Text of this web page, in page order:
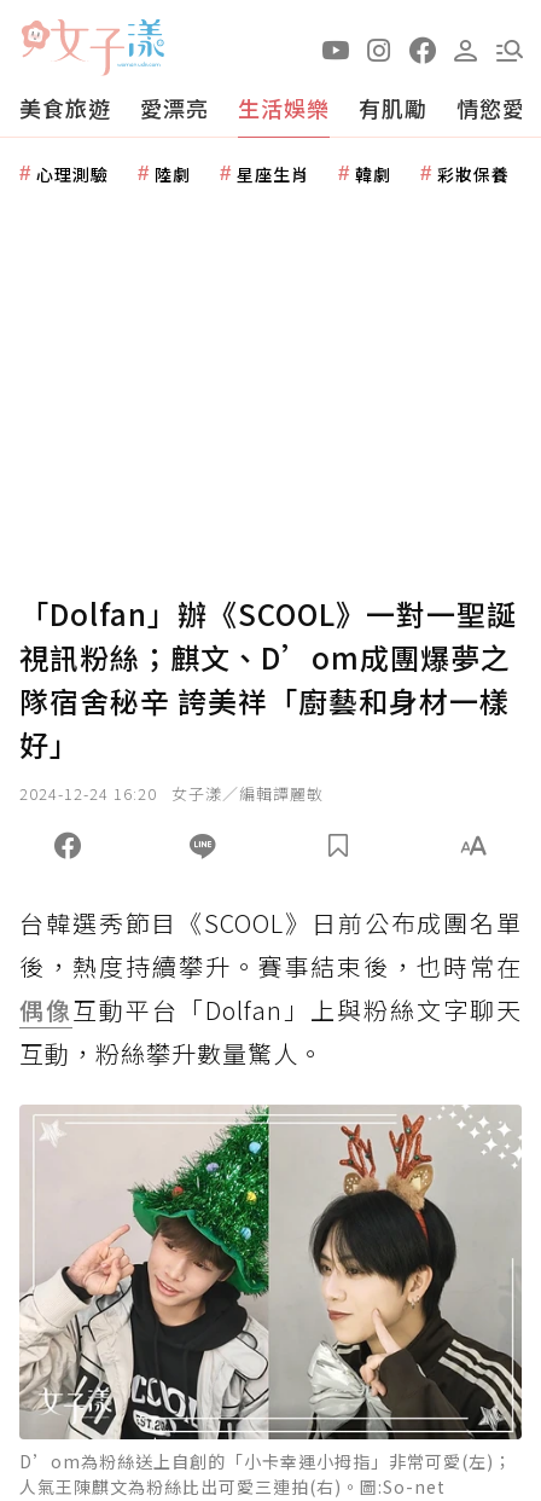
美食旅遊 愛漂亮 生活娛樂 有肌勵 情慾愛
心理測驗 陸劇 星座生肖 韓劇 彩妝保養
「Dolfan」辦《SCOOL》一對一聖誕
視訊粉絲；麒文、D’om成團爆夢之
隊宿舍秘辛 誇美祥「廚藝和身材一樣
好」
2024-12-24 16:20 女子漾／編輯譚麗敏
台韓選秀節目《SCOOL》日前公布成團名單
後，熱度持續攀升。賽事結束後，也時常在
偶像互動平台「Dolfan」上與粉絲文字聊天
互動，粉絲攀升數量驚人。
D’om為粉絲送上自創的「小卡幸運小拇指」非常可愛(左)；
人氣王陳麒文為粉絲比出可愛三連拍(右)。圖:So-net